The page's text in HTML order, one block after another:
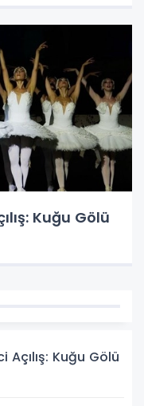
Kuğu Gölü
Açılış: Kuğu Gölü